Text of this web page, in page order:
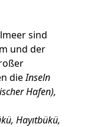
sind
und der
dieInseln
Hafen),
Hayıtbükü,